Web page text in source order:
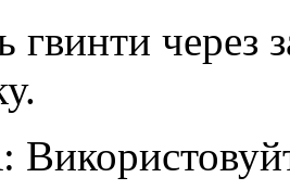
гвинти